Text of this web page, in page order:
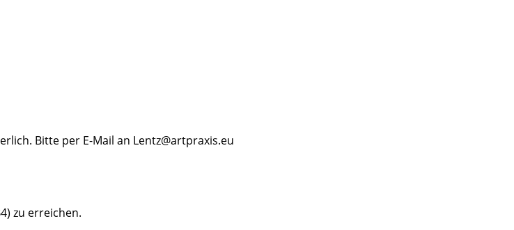
Bitte per E-Mail an Lentz@artpraxis.eu
zu erreichen.